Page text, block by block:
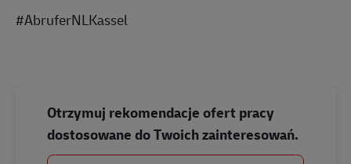
#AbruferNLKassel
Otrzymuj rekomendacje ofert pracy
dostosowane do Twoich zainteresowań.